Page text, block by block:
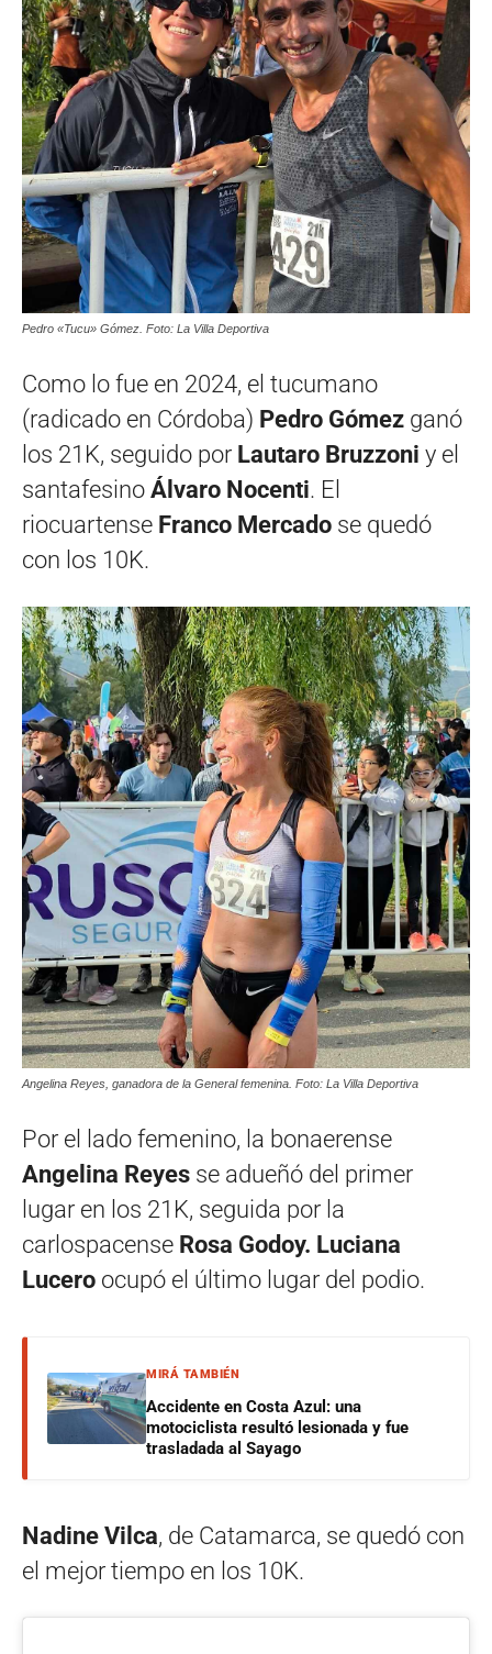
Pedro «Tucu» Gómez. Foto: La Villa Deportiva
Como lo fue en 2024, el tucumano
(radicado en Córdoba) Pedro Gómez ganó
los 21K, seguido por Lautaro Bruzzoni y el
santafesino Álvaro Nocenti. El
riocuartense Franco Mercado se quedó
con los 10K.
Angelina Reyes, ganadora de la General femenina. Foto: La Villa Deportiva
Por el lado femenino, la bonaerense
Angelina Reyes se adueñó del primer
lugar en los 21K, seguida por la
carlospacense Rosa Godoy. Luciana
Lucero ocupó el último lugar del podio.
MIRÁ TAMBIÉN
Accidente en Costa Azul: una
motociclista resultó lesionada y fue
trasladada al Sayago
Nadine Vilca, de Catamarca, se quedó con
el mejor tiempo en los 10K.